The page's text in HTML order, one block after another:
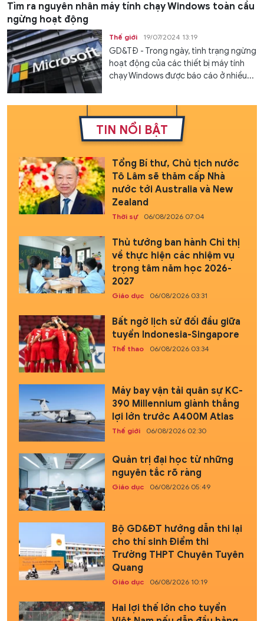
Tìm ra nguyên nhân máy tính chạy Windows toàn cầu
ngừng hoạt động
Thế giới 19/07/2024 13:19
GD&TĐ - Trong ngày, tình trạng ngừng
hoạt động của các thiết bị máy tính
chạy Windows được báo cáo ở nhiều...
TIN NỔI BẬT
Tổng Bí thư, Chủ tịch nước
Tô Lâm sẽ thăm cấp Nhà
nước tới Australia và New
Zealand
Thời sự 06/08/2026 07:04
Thủ tướng ban hành Chỉ thị
về thực hiện các nhiệm vụ
trọng tâm năm học 2026-
2027
Giáo dục 06/08/2026 03:31
Bất ngờ lịch sử đối đầu giữa
tuyển Indonesia-Singapore
Thể thao 06/08/2026 03:34
Máy bay vận tải quân sự KC-
390 Millennium giành thắng
lợi lớn trước A400M Atlas
Thế giới 06/08/2026 02:30
Quản trị đại học từ những
nguyên tắc rõ ràng
Giáo dục 06/08/2026 05:49
Bộ GD&ĐT hướng dẫn thi lại
cho thí sinh Điểm thi
Trường THPT Chuyên Tuyên
Quang
Giáo dục 06/08/2026 10:19
Hai lợi thế lớn cho tuyển